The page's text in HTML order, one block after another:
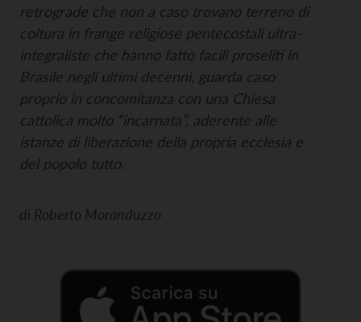
retrograde che non a caso trovano terreno di
coltura in frange religiose pentecostali ultra-
integraliste che hanno fatto facili proseliti in
Brasile negli ultimi decenni, guarda caso
proprio in concomitanza con una Chiesa
cattolica molto “incarnata”, aderente alle
istanze di liberazione della propria ecclesìa e
del popolo tutto.
di Roberto Moranduzzo